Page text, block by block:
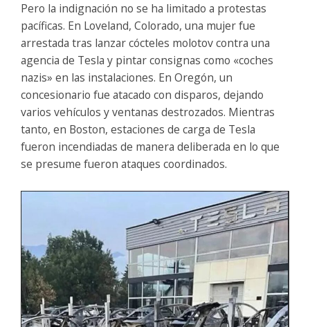
Pero la indignación no se ha limitado a protestas
pacíficas. En Loveland, Colorado, una mujer fue
arrestada tras lanzar cócteles molotov contra una
agencia de Tesla y pintar consignas como «coches
nazis» en las instalaciones. En Oregón, un
concesionario fue atacado con disparos, dejando
varios vehículos y ventanas destrozados. Mientras
tanto, en Boston, estaciones de carga de Tesla
fueron incendiadas de manera deliberada en lo que
se presume fueron ataques coordinados.